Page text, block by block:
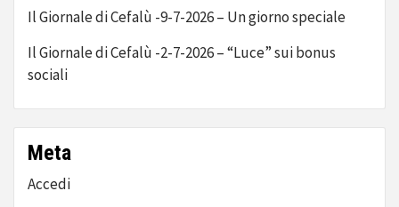
Il Giornale di Cefalù -9-7-2026 – Un giorno speciale
Il Giornale di Cefalù -2-7-2026 – “Luce” sui bonus
sociali
Meta
Accedi